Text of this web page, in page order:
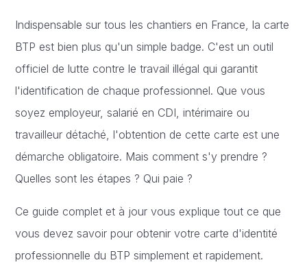
Indispensable sur tous les chantiers en France, la carte
BTP est bien plus qu'un simple badge. C'est un outil
officiel de lutte contre le travail illégal qui garantit
l'identification de chaque professionnel. Que vous
soyez employeur, salarié en CDI, intérimaire ou
travailleur détaché, l'obtention de cette carte est une
démarche obligatoire. Mais comment s'y prendre ?
Quelles sont les étapes ? Qui paie ?
Ce guide complet et à jour vous explique tout ce que
vous devez savoir pour obtenir votre carte d'identité
professionnelle du BTP simplement et rapidement.